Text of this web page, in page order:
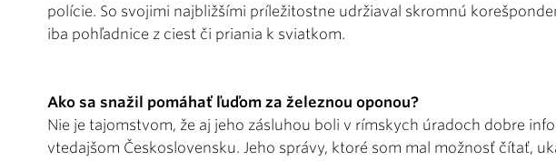
polície. So svojimi najbližšími príležitostne udržiaval skromnú
iba pohľadnice z ciest či priania k sviatkom.
Ako sa snažil pomáhať ľuďom za železnou oponou?
Nie je tajomstvom, že aj jeho zásluhou boli v rímskych úradoch dobre
vtedajšom Československu. Jeho správy, ktoré som mal možnosť čítať,